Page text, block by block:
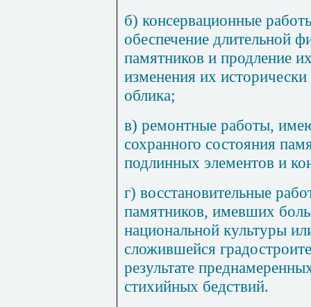
б) консервационные
обеспечение длительной
памятников и продление
изменения их
облика;
в) ремонтные работы,
сохранного состояния
подлинных элементов и
г) восстановительные
памятников, имевших
национальной культуры
сложившейся
результате
стихийных бедствий.